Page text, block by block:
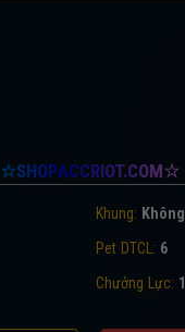
☆SHOPACCRIOT.COM☆
Khung: Không
Pet DTCL: 6
Chưởng Lực: 1